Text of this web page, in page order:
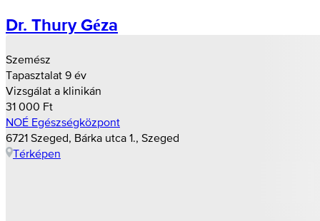
Dr. Thury Géza
Szemész
Tapasztalat 9 év
Vizsgálat a klinikán
31 000 Ft
NOÉ Egészségközpont
6721 Szeged, Bárka utca 1., Szeged
Térképen